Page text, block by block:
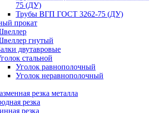
75 (ДУ)
Трубы ВГП ГОСТ 3262-75 (ДУ)
прокат
гнутый
двутавровые
стальной
Уголок равнополочный
Уголок неравнополочный
резка металла
резка
резка